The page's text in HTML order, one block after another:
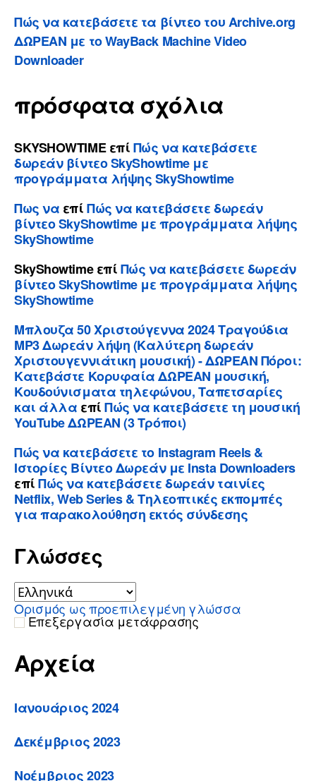
Πώς να κατεβάσετε τα βίντεο του Archive.org
ΔΩΡΕΑΝ με το WayBack Machine Video
Downloader
πρόσφατα σχόλια
SKYSHOWTIMEεπίΠώς να κατεβάσετε
δωρεάν βίντεο SkyShowtime με
προγράμματα λήψης SkyShowtime
Πως να επίΠώς να κατεβάσετε δωρεάν
βίντεο SkyShowtime με προγράμματα λήψης
SkyShowtime
SkyShowtimeεπίΠώς να κατεβάσετε δωρεάν
βίντεο SkyShowtime με προγράμματα λήψης
SkyShowtime
Μπλουζα 50 Χριστούγεννα 2024 Τραγούδια
MP3 Δωρεάν λήψη (Καλύτερη δωρεάν
Χριστουγεννιάτικη μουσική) - ΔΩΡΕΑΝ Πόροι:
Κατεβάστε Κορυφαία ΔΩΡΕΑΝ μουσική,
Κουδούνισματα τηλεφώνου, Ταπετσαρίες
και άλλα επίΠώς να κατεβάσετε τη μουσική
YouTube ΔΩΡΕΑΝ (3 Τρόποι)
Πώς να κατεβάσετε το Instagram Reels &
Ιστορίες Βίντεο Δωρεάν με Insta Downloaders
επίΠώς να κατεβάσετε δωρεάν ταινίες
Netflix, Web Series & Τηλεοπτικές εκπομπές
για παρακολούθηση εκτός σύνδεσης
Γλώσσες
Ορισμός ως προεπιλεγμένη γλώσσα
Επεξεργασία μετάφρασης
Αρχεία
Ιανουάριος 2024
Δεκέμβριος 2023
Νοέμβριος 2023